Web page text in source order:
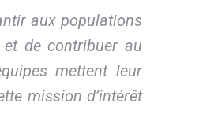
aux populations
de contribuer au
mettent leur
mission d’intérêt